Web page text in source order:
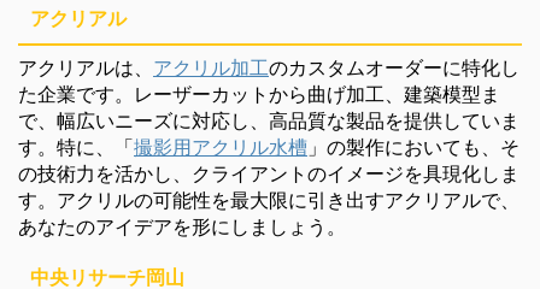
アクリアル
アクリアルは、 アクリル加工のカスタムオーダーに特化し
た企業です。レーザーカットから曲げ加工、建築模型ま
で、幅広いニーズに対応し、高品質な製品を提供していま
す。特に、「撮影用アクリル水槽 」の製作においても、そ
の技術力を活かし、クライアントのイメージを具現化しま
す。アクリルの可能性を最大限に引き出すアクリアルで、
あなたのアイデアを形にしましょう。
中央リサーチ岡山